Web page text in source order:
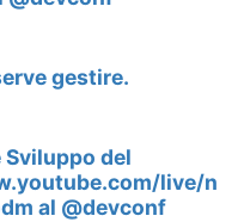
gestire.
Sviluppo del
live/n
al @devconf